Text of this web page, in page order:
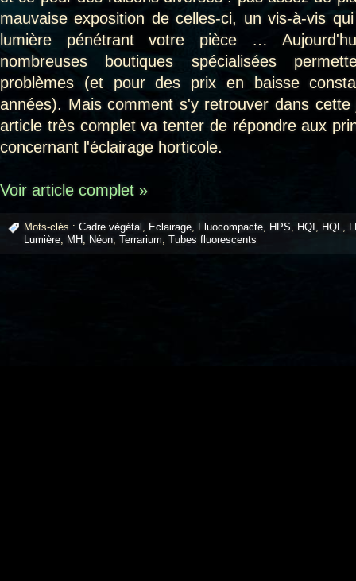
mauvaise exposition de celles-ci, un vis-à-vis
lumière pénétrant votre pièce …
nombreuses boutiques spécialisées
problèmes (et pour des prix en baisse
années). Mais comment s'y retrouver dans
article très complet va tenter de répondre aux
concernant l'éclairage horticole.
Voir article complet »
Mots-clés : Cadre végétal , Eclairage, Fluocompacte, HPS, HQI , HQL,
Lumière, MH, Néon, Terrarium, Tubes fluorescents